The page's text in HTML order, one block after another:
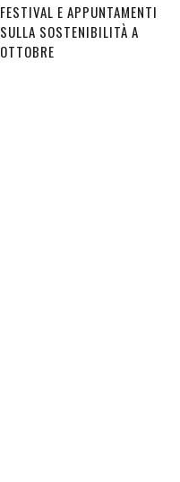
FESTIVAL E APPUNTAMENTI
SULLA SOSTENIBILITÀ A
OTTOBRE